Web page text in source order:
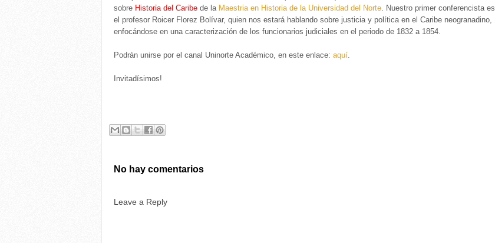
sobre Historia del Caribe de la Maestria en Historia de la Universidad del Norte. Nuestro primer conferencista es
el profesor Roicer Florez Bolívar, quien nos estará hablando sobre justicia y política en el Caribe neogranadino,
enfocándose en una caracterización de los funcionarios judiciales en el periodo de 1832 a 1854.
Podrán unirse por el canal Uninorte Académico, en este enlace: aquí.
Invitadísimos!
No hay comentarios
Leave a Reply